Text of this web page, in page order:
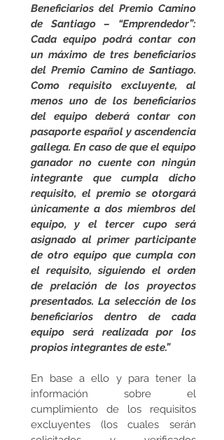
Beneficiarios del Premio Camino
de Santiago – “Emprendedor”:
Cada equipo podrá contar con
un máximo de tres beneficiarios
del Premio Camino de Santiago.
Como requisito excluyente, al
menos uno de los beneficiarios
del equipo deberá contar con
pasaporte español y ascendencia
gallega. En caso de que el equipo
ganador no cuente con ningún
integrante que cumpla dicho
requisito, el premio se otorgará
únicamente a dos miembros del
equipo, y el tercer cupo será
asignado al primer participante
de otro equipo que cumpla con
el requisito, siguiendo el orden
de prelación de los proyectos
presentados. La selección de los
beneficiarios dentro de cada
equipo será realizada por los
propios integrantes de este.”
En base a ello y para tener la
información sobre el
cumplimiento de los requisitos
excluyentes (los cuales serán